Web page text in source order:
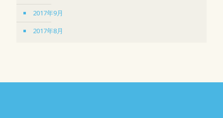
2017年9月
2017年8月